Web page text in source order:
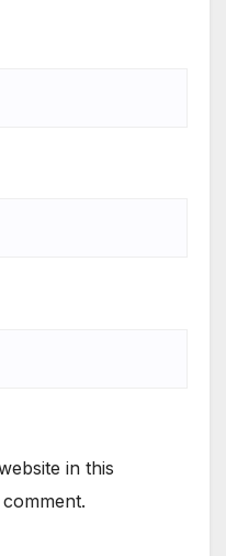
in this